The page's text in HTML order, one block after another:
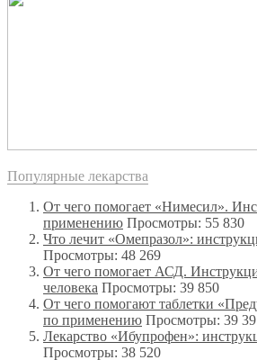
Популярные лекарства
От чего помогает «Нимесил».
применению Просмотры: 55 830
Что лечит «Омепразол»:
Просмотры: 48 269
От чего помогает АСД.
человека Просмотры: 39 850
От чего помогают таблетки
по применению Просмотры: 39
Лекарство «Ибупрофен»:
Просмотры: 38 520